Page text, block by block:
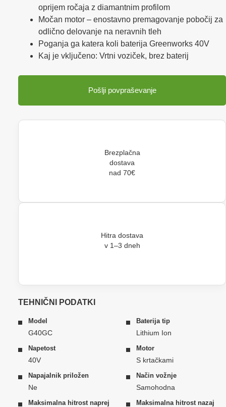
oprijem ročaja z diamantnim profilom
Močan motor – enostavno premagovanje pobočij za
odlično delovanje na neravnih tleh
Poganja ga katera koli baterija Greenworks 40V
Kaj je vključeno: Vrtni voziček, brez baterij
Pošlji povpraševanje
Brezplačna
dostava
nad 70€
Hitra dostava
v 1–3 dneh
TEHNIČNI PODATKI
Model
G40GC
Baterija tip
Lithium Ion
Napetost
40V
Motor
S krtačkami
Napajalnik priložen
Ne
Način vožnje
Samohodna
Maksimalna hitrost naprej Maksimalna hitrost nazaj